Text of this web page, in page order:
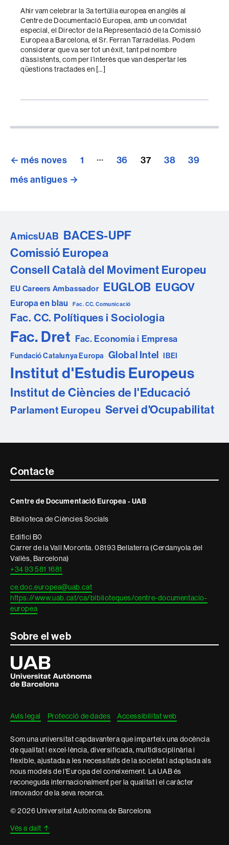
l'entrada
Ahir vam celebrar la 3a tertúlia europea en anglès al
Centre de Documentació Europea, amb un convidat
especial, el Director de la Representació de la Comissió
Europea a Barcelona, el Sr. Ferran Tarradellas. Podem
considerar que va ser tot un èxit, tant pel nombre
d’assistents, com per l’interès que van despertar les
qüestions tractades en […]
Paginació
de
← més noves 1 … 36 37 38
39
més antigues →
AmicsUAB BACES-UPF
Comissió Europea
Consell Català del Moviment Europeu
EU Careers Ambassador EUGLOB EUGOV
Europa en blau Fac. CC. Comunicació
Fac. CC. Polítiques i Sociologia
Fac. Dret Fac. Economia i Empresa
Fundació Catalunya Europa Global Intel IBEI
Institut d'Estudis Europeus
Institut de Ciències de l'Educació
Parlament Europeu Servei d'Ocupabilitat
Contacte
informació
legal
Contacte
Centre de Documentació Europea - UAB
Biblioteca de Ciències Socials
Edifici B0
Carrer de la Vall Moronta. 08193 Bellaterra (Cerdanyola del
Vallès, Barcelona)
+34 93 581 1681
ce.doc.europea@uab.cat
https://www.uab.cat/ca/biblioteques/centre-documentacio-
europea
Sobre el web
Universitat
Autònoma
de
Barcelona
Avís legal Protecció de dades Accessibilitat web
Som una universitat capdavantera que imparteix una docència
de qualitat i excel·lència, diversificada, multidisciplinària i
flexible, ajustada a les necessitats de la societat i adaptada als
nous models de l'Europa del coneixement. La UAB és
reconeguda internacionalment per la qualitat i el caràcter
innovador de la seva recerca.
© 2026 Universitat Autònoma de Barcelona
Vés a dalt ↑